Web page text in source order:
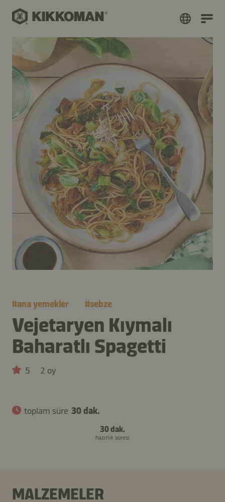
#ana yemekler #sebze
Vejetaryen Kıymalı
Baharatlı Spagetti
5 2 oy
toplam süre 30 dak.
30 dak.
hazırlık süresi
MALZEMELER